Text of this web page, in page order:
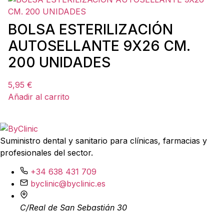
BOLSA ESTERILIZACIÓN
AUTOSELLANTE 9X26 CM.
200 UNIDADES
5,95 €
Añadir al carrito
Suministro dental y sanitario para clínicas, farmacias y
profesionales del sector.
+34 638 431 709
byclinic@byclinic.es
C/Real de San Sebastián 30